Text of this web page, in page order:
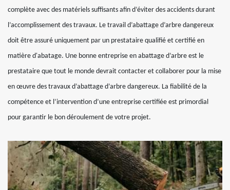
complète avec des matériels suffisants afin d’éviter des accidents durant
l’accomplissement des travaux. Le travail d’abattage d’arbre dangereux
doit être assuré uniquement par un prestataire qualifié et certifié en
matière d'abatage. Une bonne entreprise en abattage d’arbre est le
prestataire que tout le monde devrait contacter et collaborer pour la mise
en œuvre des travaux d’abattage d’arbre dangereux. La fiabilité de la
compétence et l’intervention d’une entreprise certifiée est primordial
pour garantir le bon déroulement de votre projet.